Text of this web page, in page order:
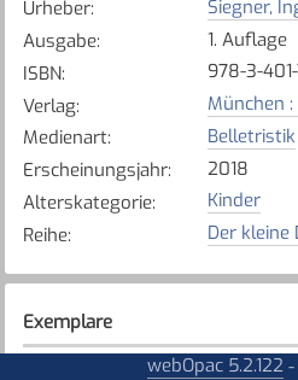
Urheber:
Siegner,
Ausgabe:
1. Auflage
ISBN:
978-3-
Verlag:
München :
Medienart:
Belletristik
Erscheinungsjahr:
2018
Alterskategorie:
Kinder
Reihe: Der kleine
Exemplare
webOpac 5.2.122 -